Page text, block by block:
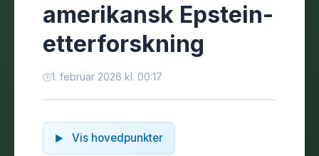
amerikansk Epstein-
etterforskning
1. februar 2026 kl. 00:17
Vis hovedpunkter